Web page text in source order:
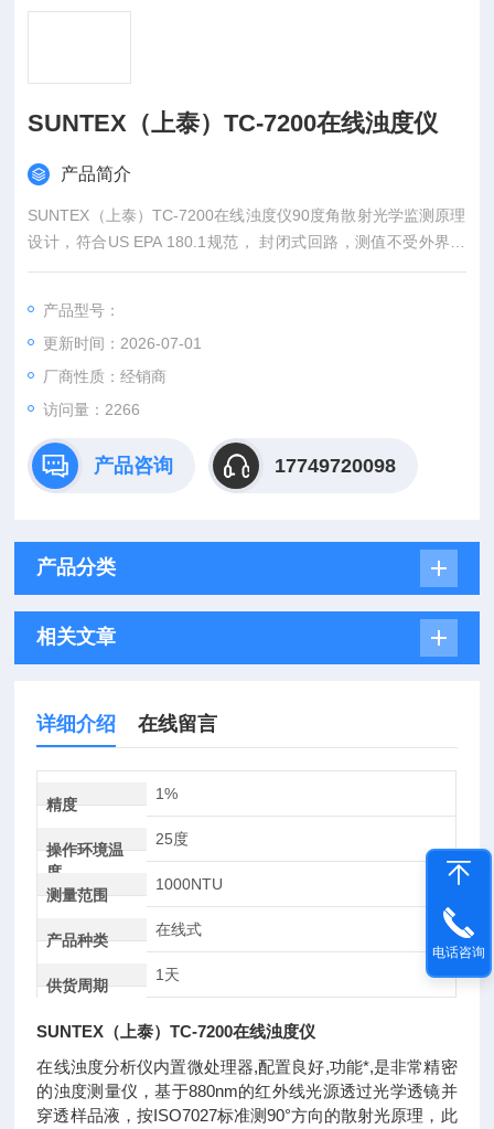
SUNTEX（上泰）TC-7200在线浊度仪
产品简介
SUNTEX（上泰）TC-7200在线浊度仪90度角散射光学监测原理
设计，符合US EPA 180.1规范， 封闭式回路，测值不受外界光
源干扰 ，1/2/3点自动校正，单点校正可根据实验室或现场分析
产品型号：
更新时间：2026-07-01
厂商性质：经销商
访问量：2266
产品咨询 17749720098
产品分类
相关文章
详细介绍 在线留言
精度
1%
操作环境温
度
25度
测量范围
1000NTU
产品种类
在线式
供货周期
1天
SUNTEX（上泰）TC-7200在线浊度仪
在线浊度分析仪内置微处理器,配置良好,功能*,是非常精密
的浊度测量仪，基于880nm的红外线光源透过光学透镜并
穿透样品液，按ISO7027标准测90°方向的散射光原理，此
电话咨询